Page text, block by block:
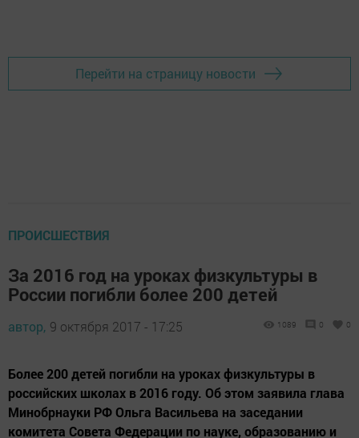
Перейти на страницу новости
ПРОИСШЕСТВИЯ
За 2016 год на уроках физкультуры в
России погибли более 200 детей
автор, 9 октября 2017 - 17:25 1089 0 0
Более 200 детей погибли на уроках физкультуры в
российских школах в 2016 году. Об этом заявила глава
Минобрнауки РФ Ольга Васильева на заседании
комитета Совета Федерации по науке, образованию и